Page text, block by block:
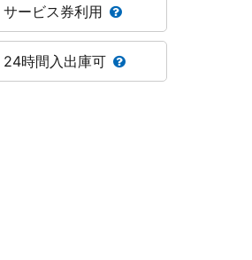
サービス券利用
24時間入出庫可